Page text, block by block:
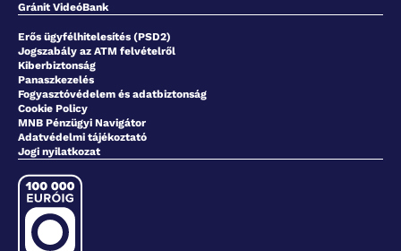
Gránit VideóBank
Erős ügyfélhitelesítés (PSD2)
Jogszabály az ATM felvételről
Kiberbiztonság
Panaszkezelés
Fogyasztóvédelem és adatbiztonság
Cookie Policy
MNB Pénzügyi Navigátor
Adatvédelmi tájékoztató
Jogi nyilatkozat